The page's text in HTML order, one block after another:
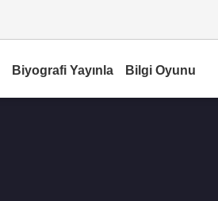
Biyografi Yayınla Bilgi Oyunu